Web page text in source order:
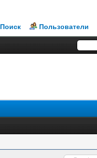
Поиск Пользователи